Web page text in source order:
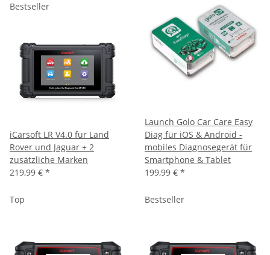
Bestseller
iCarsoft LR V4.0 für Land
Rover und Jaguar + 2
zusätzliche Marken
219,99 € *
Launch Golo Car Care Easy
Diag für iOS & Android -
mobiles Diagnosegerät für
Smartphone & Tablet
199,99 € *
Top Bestseller